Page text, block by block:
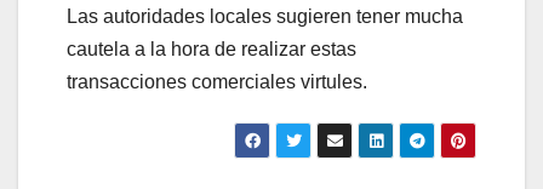
Las autoridades locales sugieren tener mucha
cautela a la hora de realizar estas
transacciones comerciales virtules.